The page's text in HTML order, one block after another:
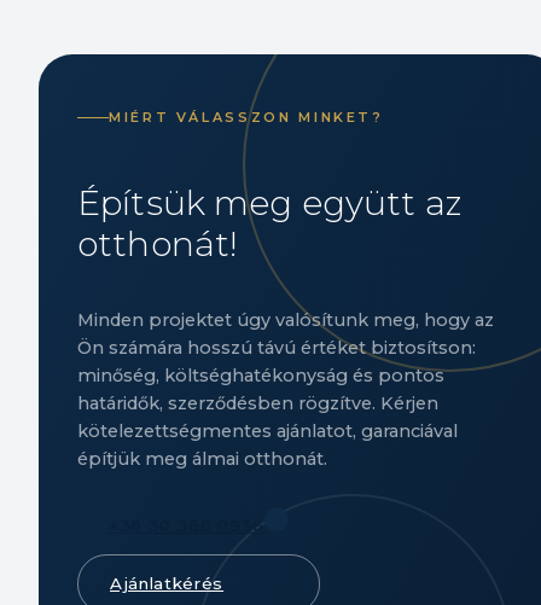
MIÉRT VÁLASSZON MINKET?
Építsük meg együtt az
otthonát!
Minden projektet úgy valósítunk meg, hogy az
Ön számára hosszú távú értéket biztosítson:
minőség, költséghatékonyság és pontos
határidők, szerződésben rögzítve. Kérjen
kötelezettségmentes ajánlatot, garanciával
építjük meg álmai otthonát.
+36 30 366 0936
Ajánlatkérés